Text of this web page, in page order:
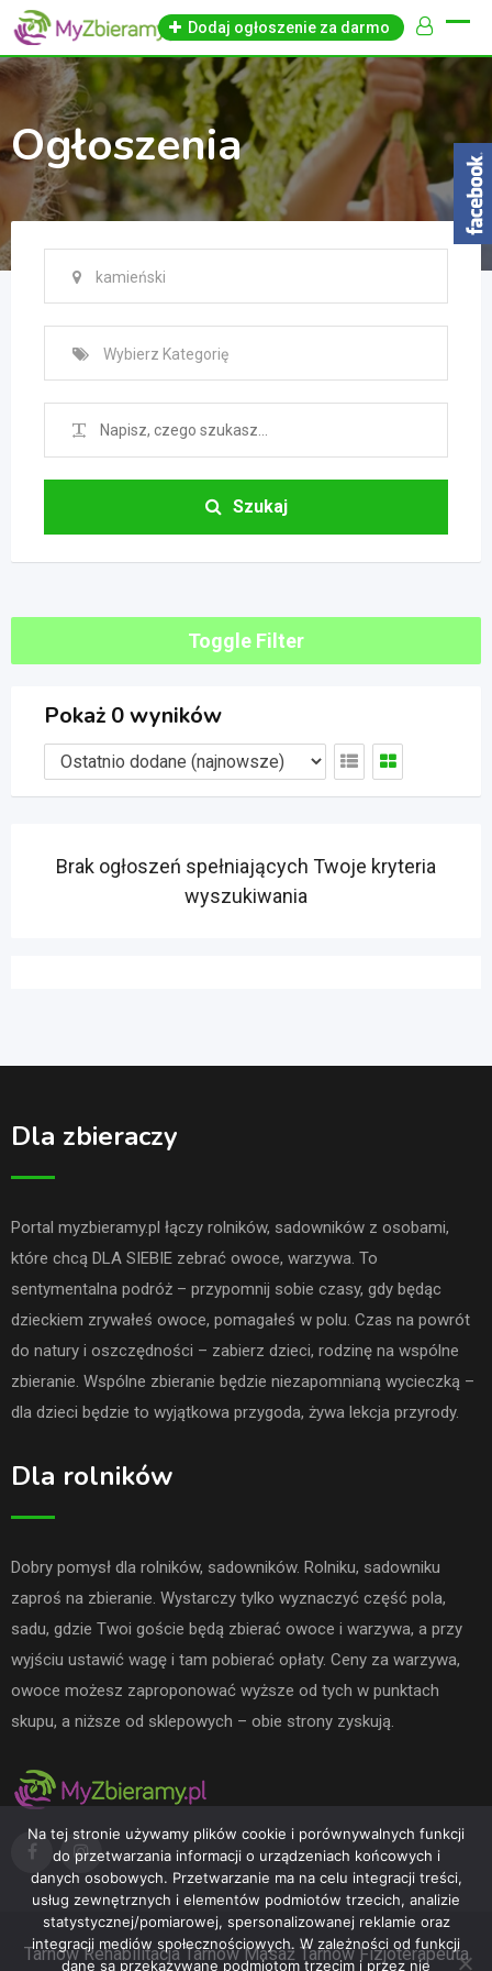
Skip
content
Dodaj ogłoszenie za darmo
Ogłoszenia
kamieński
Wybierz Kategorię
Szukaj
Toggle Filter
Pokaż 0 wyników
Brak ogłoszeń spełniających Twoje kryteria
wyszukiwania
Dla zbieraczy
Portal myzbieramy.pl łączy rolników, sadowników z osobami,
które chcą DLA SIEBIE zebrać owoce, warzywa. To
sentymentalna podróż – przypomnij sobie czasy, gdy będąc
dzieckiem zrywałeś owoce, pomagałeś w polu. Czas na powrót
do natury i oszczędności – zabierz dzieci, rodzinę na wspólne
zbieranie. Wspólne zbieranie będzie niezapomnianą wycieczką –
dla dzieci będzie to wyjątkowa przygoda, żywa lekcja przyrody.
Dla rolników
Dobry pomysł dla rolników, sadowników. Rolniku, sadowniku
zaproś na zbieranie. Wystarczy tylko wyznaczyć część pola,
sadu, gdzie Twoi goście będą zbierać owoce i warzywa, a przy
wyjściu ustawić wagę i tam pobierać opłaty. Ceny za warzywa,
owoce możesz zaproponować wyższe od tych w punktach
skupu, a niższe od sklepowych – obie strony zyskują.
Tarnów Rehabilitacja Tarnów Masaż Tarnów Fizjoterapeuta
Na tej stronie używamy plików cookie i porównywalnych funkcji
do przetwarzania informacji o urządzeniach końcowych i
danych osobowych. Przetwarzanie ma na celu integracji treści,
usług zewnętrznych i elementów podmiotów trzecich, analizie
statystycznej/pomiarowej, spersonalizowanej reklamie oraz
integracji mediów społecznościowych. W zależności od funkcji
dane są przekazywane podmiotom trzecim i przez nie